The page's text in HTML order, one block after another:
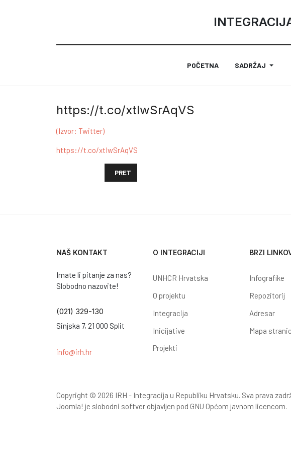
POČETNA SADRŽAJ
https://t.co/xtIwSrAqVS
(Izvor: Twitter)
https://t.co/xtIwSrAqVS
PRETHODNI ČLANAK: HTTPS://T.CO/PEDXQVIEFC
PRET
NAŠ KONTAKT
Imate li pitanje za nas?
Slobodno nazovite!
(021) 329-130
Sinjska 7, 21 000 Split
info@irh.hr
O INTEGRACIJI
UNHCR Hrvatska
O projektu
Integracija
Inicijative
Projekti
BRZI
Infografike
Repozitorij
Adresar
Mapa
Copyright © 2026 IRH - Integracija u Republiku Hrvatsku. Sva prava
Joomla! je slobodni softver objavljen pod GNU Općom javnom licencom.